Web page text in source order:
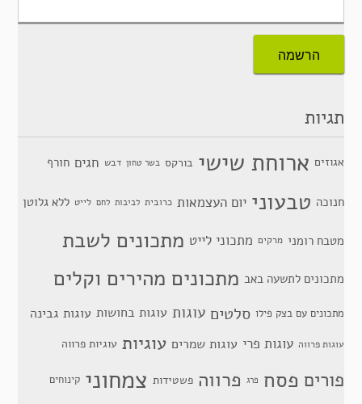
תגיות
אגוזים ארוחת שישי בורקס בשר טחון דבש חגים חורף
חנוכה טבעוני יום העצמאות כרובית לביבות לחם לייט ללא גלוטן
מטבח רומני מרקים מתכוני לייט מתכונים לשבת
מתכונים לתשעה באב מתכונים מהירים וקלים
מתכונים עם בצק פילו סלטים עוגות עוגות בחושות עוגות גבינה
עוגות פרווה עוגות פרי עוגות שמרים עוגיות עוגיות פרווה
פורים פסח פרג פרווה פשטידות צמחוני קינוחים